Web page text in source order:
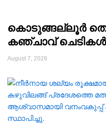
കൊടുങ്ങല്ലൂർ
കഞ്ചാവ് ചെടികൾ
August 7, 2026